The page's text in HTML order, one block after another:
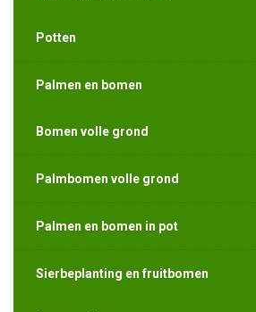
Potten
Palmen en bomen
Bomen volle grond
Palmbomen volle grond
Palmen en bomen in pot
Sierbeplanting en fruitbomen